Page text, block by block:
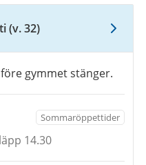
(v. 32)
gymmet stänger.
Sommaröppettider
14.30